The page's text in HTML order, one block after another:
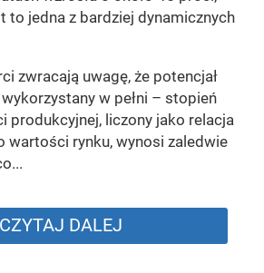
to jedna z bardziej dynamicznych
zwracają uwagę, że potencjał
w pełni – stopień
produkcyjnej, liczony jako relacja
wartości rynku, wynosi zaledwie
CZYTAJ DALEJ